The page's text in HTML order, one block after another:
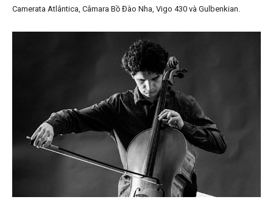
Camerata Atlântica, Câmara Bồ Đào Nha, Vigo 430 và Gulbenkian.